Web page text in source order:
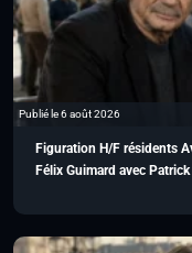
Publié le 6 août 2026
Figuration H/F résidents
Félix Guimard avec